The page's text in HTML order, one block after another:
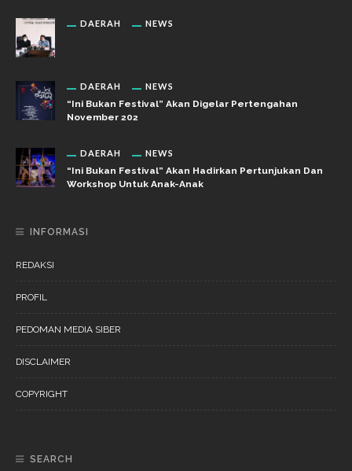
DAERAH NEWS
DAERAH NEWS
“Ini Bukan Festival” Akan Digelar Pertengahan
November 202
DAERAH NEWS
“Ini Bukan Festival” Akan Hadirkan Pertunjukan Dan
Workshop Untuk Anak-Anak
INFORMASI
REDAKSI
PROFIL
PEDOMAN MEDIA SIBER
DISCLAIMER
COPYRIGHT
SEARCH